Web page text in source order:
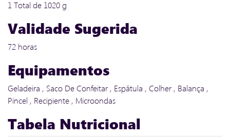
1 Total de 1020 g
Validade Sugerida
72 horas
Equipamentos
Geladeira , Saco De Confeitar , Espátula , Colher , Balança ,
Pincel , Recipiente , Microondas
Tabela Nutricional